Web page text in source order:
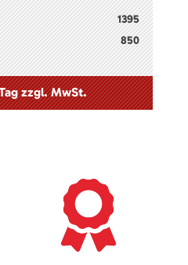
1395
850
zzgl. MwSt.